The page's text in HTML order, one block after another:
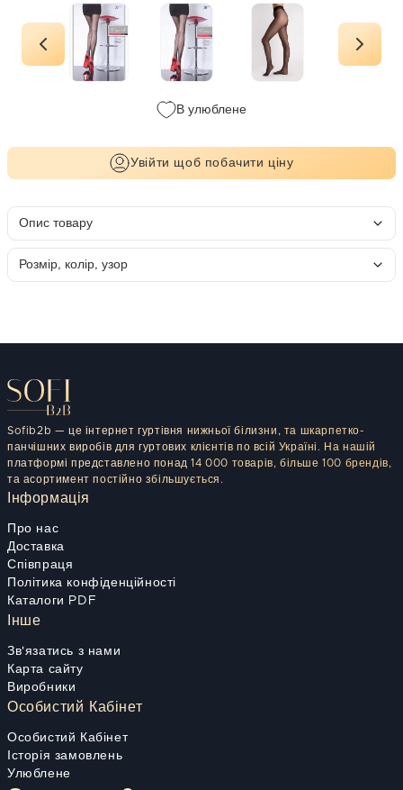
В улюблене
Увійти щоб побачити ціну
Опис товару
Розмір, колір, узор
Sofib2b — це інтернет гуртівня нижньої білизни, та шкарпетко-
панчішних виробів для гуртових клієнтів по всій Україні. На нашій
платформі представлено понад 14 000 товарів, більше 100 брендів,
та асортимент постійно збільшується.
Інформація
Про нас
Доставка
Співпраця
Політика конфіденційності
Каталоги PDF
Інше
Зв'язатись з нами
Карта сайту
Виробники
Особистий Кабінет
Особистий Кабінет
Історія замовлень
Улюблене